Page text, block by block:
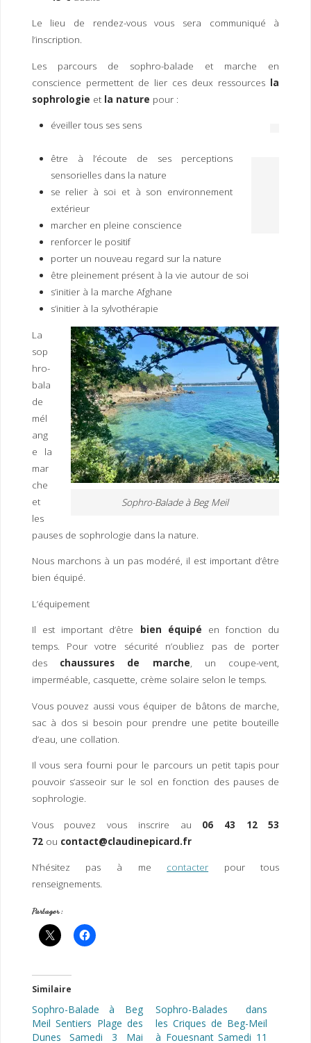
ER
Le lieu de rendez-vous vous sera communiqué à
l’inscription.
Les parcours de sophro-balade et marche en
conscience permettent de lier ces deux ressources la
sophrologie et la nature pour :
éveiller tous ses sens
être à l’écoute de ses perceptions
sensorielles dans la nature
se relier à soi et à son environnement
extérieur
marcher en pleine conscience
renforcer le positif
porter un nouveau regard sur la nature
être pleinement présent à la vie autour de soi
s’initier à la marche Afghane
s’initier à la sylvothérapie
Sophro-Balade à Beg Meil
La
sop
hro-
bala
de
mél
ang
e la
mar
che
et
les
pauses de sophrologie dans la nature.
Nous marchons à un pas modéré, il est important d’être
bien équipé.
L’équipement
Il est important d’être bien équipé en fonction du
temps. Pour votre sécurité n’oubliez pas de porter
des chaussures de marche, un coupe-vent,
imperméable, casquette, crème solaire selon le temps.
Vous pouvez aussi vous équiper de bâtons de marche,
sac à dos si besoin pour prendre une petite bouteille
d’eau, une collation.
Il vous sera fourni pour le parcours un petit tapis pour
pouvoir s’asseoir sur le sol en fonction des pauses de
sophrologie.
Vous pouvez vous inscrire au 06 43 12 53
72ou contact@claudinepicard.fr
N’hésitez pas à me contacter pour tous
renseignements.
Partager :
Similaire
Sophro-Balade à Beg
Meil Sentiers Plage des
Dunes Samedi 3 Mai
Sophro-Balades dans
les Criques de Beg-Meil
à Fouesnant Samedi 11